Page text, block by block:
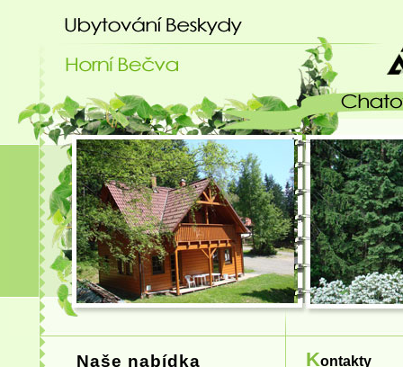
Ubytování Beskydy - chatový
Naše nabídka Kontakty